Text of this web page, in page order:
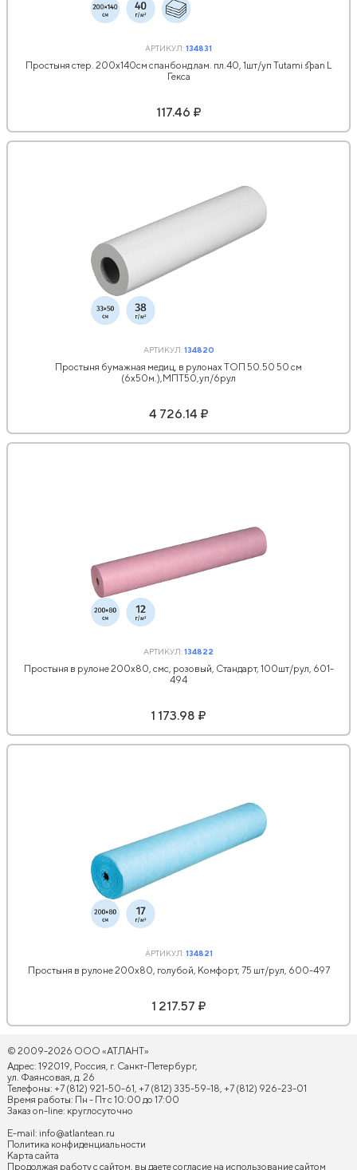
АРТИКУЛ:134831
Простыня стер. 200х140см спанбонд лам. пл.40, 1шт/уп Tutami span L
Гекса
117.46 ₽
АРТИКУЛ:134820
Простыня бумажная медиц, в рулонах ТОП 50.50 50 см
(6х50м.),МПТ50,уп/6рул
4 726.14 ₽
АРТИКУЛ:134822
Простыня в рулоне 200x80, смс, розовый, Стандарт, 100шт/рул, 601-
494
1 173.98 ₽
АРТИКУЛ:134821
Простыня в рулоне 200x80, голубой, Комфорт, 75 шт/рул, 600-497
1 217.57 ₽
© 2009-2026 ООО «АТЛАНТ»
Адрес: 192019, Россия, г. Санкт-Петербург,
ул. Фаянсовая, д. 26
Телефоны: +7 (812) 921-50-61, +7 (812) 335-59-18, +7 (812) 926-23-01
Время работы: Пн - Пт с 10:00 до 17:00
Заказ on-line: круглосуточно
E-mail: info@atlantean.ru
Политика конфиденциальности
Карта сайта
Продолжая работу с сайтом, вы даете согласие на использование сайтом